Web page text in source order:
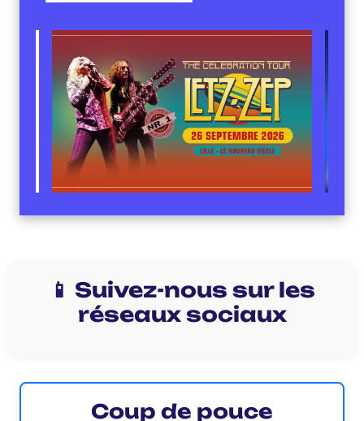
📱 Suivez-nous sur les
réseaux sociaux
Coup de pouce